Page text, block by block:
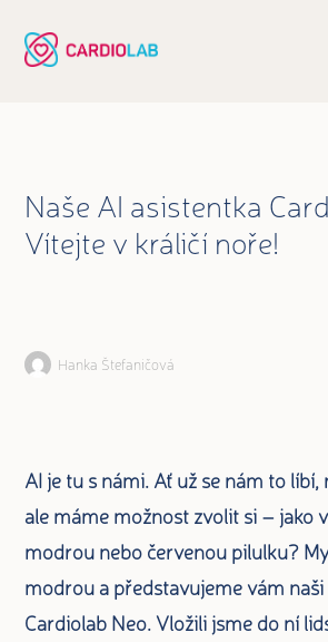
Naše AI asistentka
Vítejte v králičí noře!
Hanka Štefaničová
AI je tu s námi. Ať už se nám to líbí,
ale máme možnost zvolit si – jako
modrou nebo červenou pilulku?
modrou a představujeme vám
Cardiolab Neo. Vložili jsme do ní